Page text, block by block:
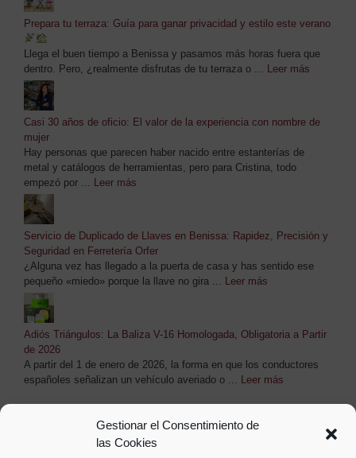
Gestionar el Consentimiento de
las Cookies
Prepara tu terraza: Guía para ganar privacidad y estilo este verano
Llega el buen tiempo a Benissa y pasamos más horas fuera que
dentro. Pero, ¿realmente disfrutas de tu terraza o ...
Leer más
Casi 30 años de oficio: El valor de la experiencia con nombre de
mujer
Hay personas que parecen haber nacido entre estanterías de
metal y catálogos de herramientas, pero para Cristina, todo
empezó por ...
Leer más
Servicio de Duplicado de Llaves en Benissa: Rapidez, Precisión y
Seguridad en Ferretería Orfer
¿Alguna vez has llegado a la puerta de casa y has sentido ese
pequeño «miedo» porque la llave no gira ...
Leer más
Adiós Triángulos: La Baliza V-16 Homologada, Obligatoria a Partir
de 2026
A partir del 1 de enero de 2026, la forma en que los conductores
españoles señalizan un vehículo averiado o ...
Leer más